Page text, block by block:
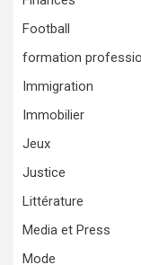
Football
formation
Immigration
Immobilier
Jeux
Justice
Littérature
Media et Press
Mode